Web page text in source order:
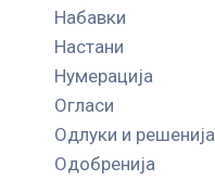
Набавки
Настани
Нумерација
Огласи
Одлуки и решенија
Одобренија